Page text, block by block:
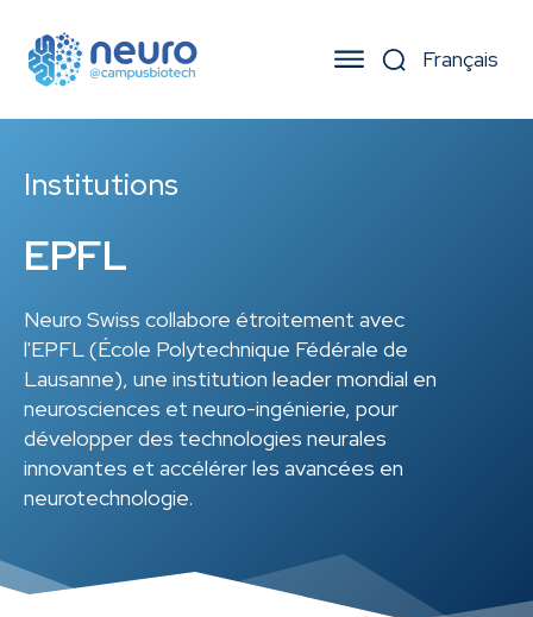
Institutions
EPFL
Neuro Swiss collabore étroitement avec
l'EPFL (École Polytechnique Fédérale de
Lausanne), une institution leader mondial en
neurosciences et neuro-ingénierie, pour
développer des technologies neurales
innovantes et accélérer les avancées en
neurotechnologie.